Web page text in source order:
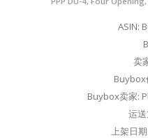
ASIN:
卖
Buybox卖家:
运送
上架日